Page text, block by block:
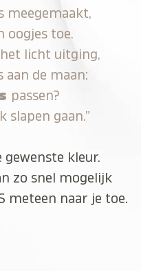
meegemaakt,
oogjes toe.
licht uitging,
aan de maan:
passen?
slapen gaan.”
gewenste kleur.
zo snel mogelijk
meteen naar je toe.